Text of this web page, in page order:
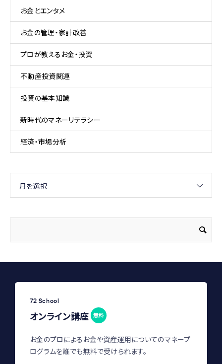
お金とエンタメ
お金の管理・家計改善
プロが教えるお金・投資
不動産投資関連
投資の基本知識
新時代のマネーリテラシー
経済・市場分析
月を選択
72 School
オンライン講座 無料
お金のプロによるお金や資産運用についてのマネープ
ログラムを誰でも無料で受けられます。